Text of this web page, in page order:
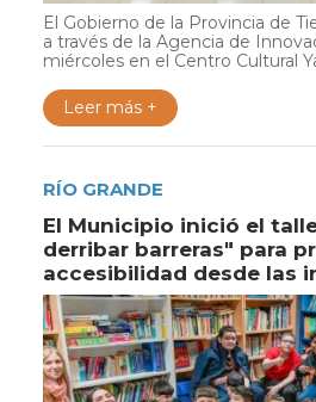
El Gobierno de la Provincia de
a través de la Agencia de
miércoles en el Centro Cultural
Leer más +
RÍO GRANDE
El Municipio inició el
derribar barreras" para
accesibilidad desde las